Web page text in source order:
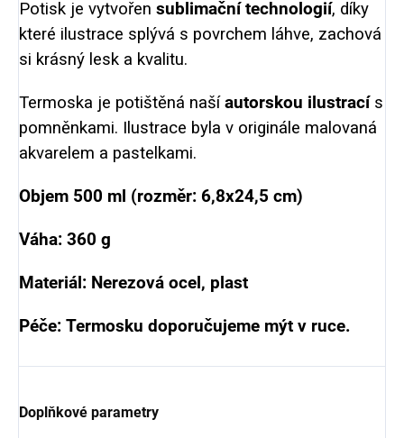
Potisk je vytvořen sublimační technologií, díky
které ilustrace splývá s povrchem láhve, zachová
si krásný lesk a kvalitu.
Termoska je potištěná našíautorskou ilustrací s
pomněnkami. Ilustrace byla v originále malovaná
akvarelem a pastelkami.
Objem 500 ml (rozměr: 6,8x24,5 cm)
Váha: 360 g
Materiál: Nerezová ocel, plast
Péče: Termosku doporučujeme mýt v ruce.
Doplňkové parametry